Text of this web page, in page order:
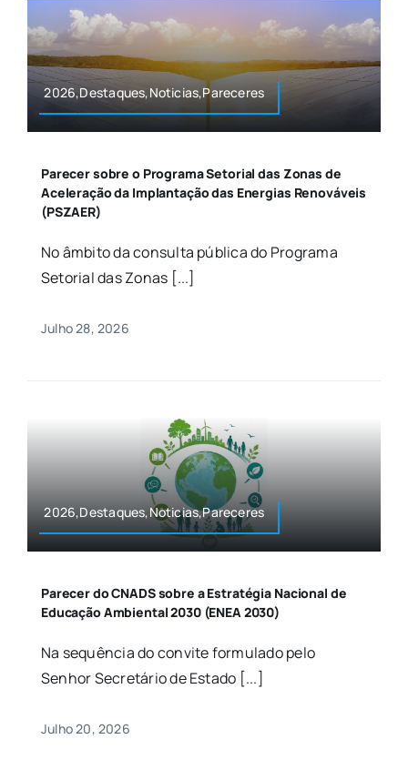
2026,Destaques,Noticias,Pareceres
Parecer sobre o Programa Setorial das Zonas de
Aceleração da Implantação das Energias Renováveis
(PSZAER)
No âmbito da consulta pública do Programa
Setorial das Zonas [...]
Julho 28, 2026
2026,Destaques,Noticias,Pareceres
Parecer do CNADS sobre a Estratégia Nacional de
Educação Ambiental 2030 (ENEA 2030)
Na sequência do convite formulado pelo
Senhor Secretário de Estado [...]
Julho 20, 2026